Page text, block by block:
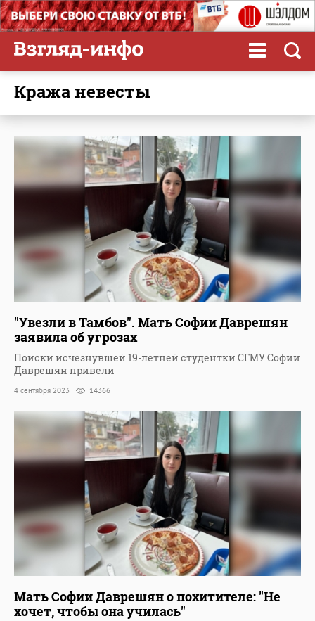
кража невесты
"Увезли в Тамбов". Мать Софии Даврешян
заявила об угрозах
Поиски исчезнувшей 19-летней студентки СГМУ Софии
Даврешян привели
4 сентября 2023 14366
Мать Софии Даврешян о похитителе: "Не
хочет, чтобы она училась"